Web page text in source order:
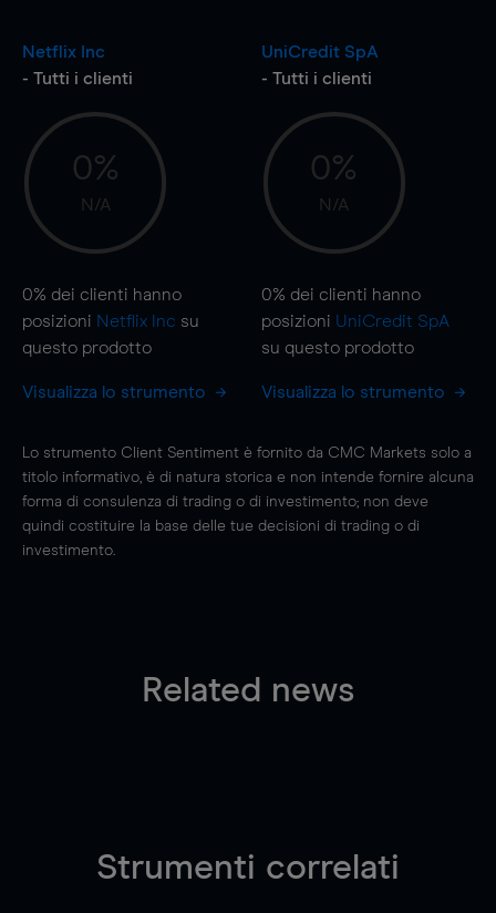
Netflix Inc
- Tutti i clienti
0%
N/A
0% dei clienti hanno
posizioni Netflix Inc su
questo prodotto
Visualizza lo strumento
UniCredit SpA
- Tutti i clienti
0%
N/A
0% dei clienti hanno
posizioni UniCredit SpA
su questo prodotto
Visualizza lo strumento
Lo strumento Client Sentiment è fornito da CMC Markets solo a
titolo informativo, è di natura storica e non intende fornire alcuna
forma di consulenza di trading o di investimento; non deve
quindi costituire la base delle tue decisioni di trading o di
investimento.
Related news
Strumenti correlati